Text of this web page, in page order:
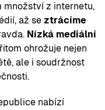
množství z internetu,
až se ztrácíme
Nízká mediální
ohrožuje nejen
ale i soudržnost
nabízí